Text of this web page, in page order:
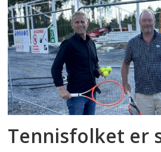
Tennisfolket er